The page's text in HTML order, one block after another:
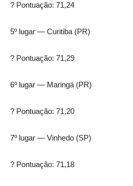
? Pontuação: 71,24
5º lugar — Curitiba (PR)
? Pontuação: 71,29
6º lugar — Maringá (PR)
? Pontuação: 71,20
7º lugar — Vinhedo (SP)
? Pontuação: 71,18